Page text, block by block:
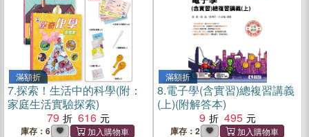
滿額折
7.探索！生活中的科學(附：
家庭生活實驗探索)
79
616
庫存：6
滿額折
8.電子學(含實習)總複習講義
(上)(附解答本)
9
495
庫存：2